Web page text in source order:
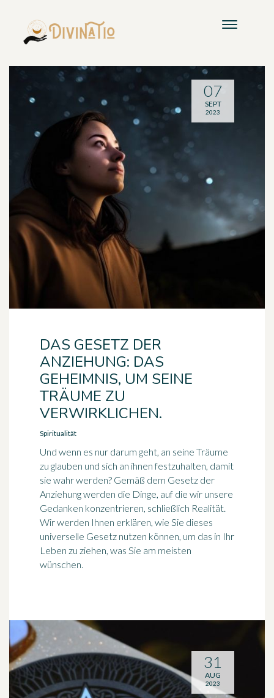
DAS GESETZ DER
ANZIEHUNG: DAS
GEHEIMNIS, UM SEINE
TRÄUME ZU
VERWIRKLICHEN.
Spiritualität
Und wenn es nur darum geht, an seine Träume
zu glauben und sich an ihnen festzuhalten, damit
sie wahr werden? Gemäß dem Gesetz der
Anziehung werden die Dinge, auf die wir unsere
Gedanken konzentrieren, schließlich Realität.
Wir werden Ihnen erklären, wie Sie dieses
universelle Gesetz nutzen können, um das in Ihr
Leben zu ziehen, was Sie am meisten
wünschen.
07
SEPT
2023
31
AUG
2023